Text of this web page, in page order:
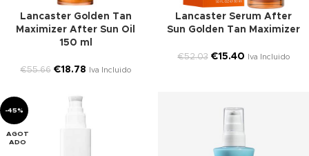
Lancaster Golden Tan
Maximizer After Sun Oil
150 ml
€55.66 €18.78 Iva Incluido
Lancaster Serum After
Sun Golden Tan Maximizer
€52.03 €15.40 Iva Incluido
-45%
AGOT
ADO